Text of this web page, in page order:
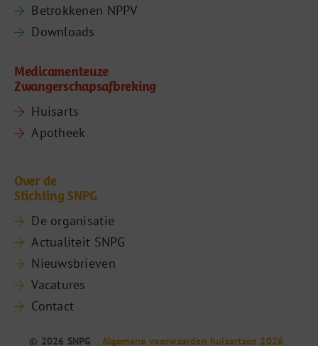
Betrokkenen NPPV
Downloads
Medicamenteuze
Zwangerschapsafbreking
Huisarts
Apotheek
Over de
Stichting SNPG
De organisatie
Actualiteit SNPG
Nieuwsbrieven
Vacatures
Contact
© 2026 SNPG Algemene voorwaarden huisartsen 2026